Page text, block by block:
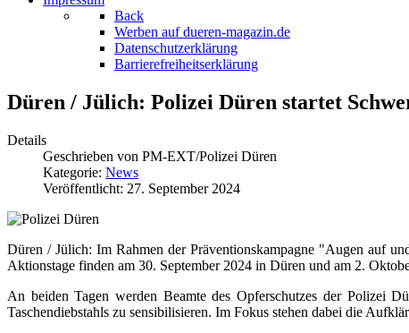
Back
Werben auf dueren-magazin.de
Datenschutzerklärung
Barrierefreiheitserklärung
Düren / Jülich: Polizei Düren startet
Details
Geschrieben von PM-EXT/Polizei Düren
Kategorie: News
Veröffentlicht: 27. September 2024
Düren / Jülich: Im Rahmen der Präventionskampagne "Augen auf
Aktionstage finden am 30. September 2024 in Düren und am 2.
An beiden Tagen werden Beamte des Opferschutzes der Polizei
Taschendiebstahls zu sensibilisieren. Im Fokus stehen dabei die